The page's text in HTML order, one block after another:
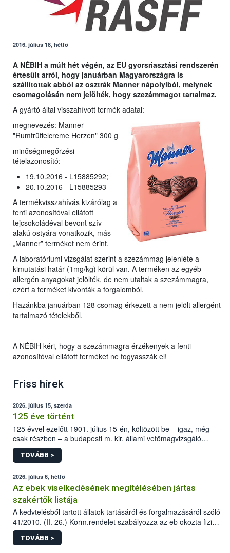
2016. július 18, hétfő
A NÉBIH a múlt hét végén, az EU gyorsriasztási rendszerén
értesült arról, hogy januárban Magyarországra is
szállítottak abból az osztrák Manner nápolyiból, melynek
csomagolásán nem jelölték, hogy szezámmagot tartalmaz.
A gyártó által visszahívott termék adatai:
megnevezés: Manner
"Rumtrüffelcreme Herzen" 300 g
minőségmegőrzési -
tételazonosító:
19.10.2016 - L15885292;
20.10.2016 - L15885293
A termékvisszahívás kizárólag a
fenti azonosítóval ellátott
tejcsokoládéval bevont szív
alakú ostyára vonatkozik, más
„Manner” terméket nem érint.
A laboratóriumi vizsgálat szerint a szezámmag jelenléte a
kimutatási határ (1mg/kg) körül van. A terméken az egyéb
allergén anyagokat jelölték, de nem utaltak a szezámmagra,
ezért a terméket kivonták a forgalomból.
Hazánkba januárban 128 csomag érkezett a nem jelölt allergént
tartalmazó tételekből.
A NÉBIH kéri, hogy a szezámmagra érzékenyek a fenti
azonosítóval ellátott terméket ne fogyasszák el!
Friss hírek
2026. július 15, szerda
125 éve történt
125 évvel ezelőtt 1901. július 15-én, költözött be – igaz, még
csak részben – a budapesti m. kir. állami vetőmagvizsgáló
állomás a Kis Rókus utca 15. szám alatti, Czigler Győző által
tervezett új épületébe.
TOVÁBB >
2026. július 6, hétfő
Az ebek viselkedésének megítélésében jártas
szakértők listája
A kedvtelésből tartott állatok tartásáról és forgalmazásáról szóló
41/2010. (II. 26.) Korm.rendelet szabályozza az eb okozta fizikai
sérülés, illetve ennek veszélye keletkezésekor felmerülő
hatósági feladatokat, valamint a veszélyes eb tartását és annak
TOVÁBB >